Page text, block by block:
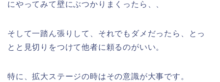
にやってみて壁にぶつかりまくったら、、
そして一踏ん張りして、それでもダメだったら、とっ
とと見切りをつけて他者に頼るのがいい。
特に、拡大ステージの時はその意識が大事です。